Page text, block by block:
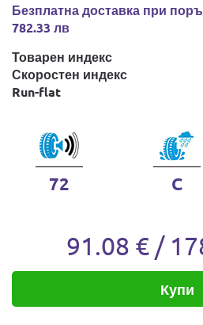
Безплатна доставка при
782.33 лв
Товарен индекс
Скоростен индекс
Run-flat
72 C
91.08 € /
Купи